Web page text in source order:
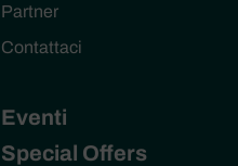
Partner
Contattaci
Eventi
Special Offers